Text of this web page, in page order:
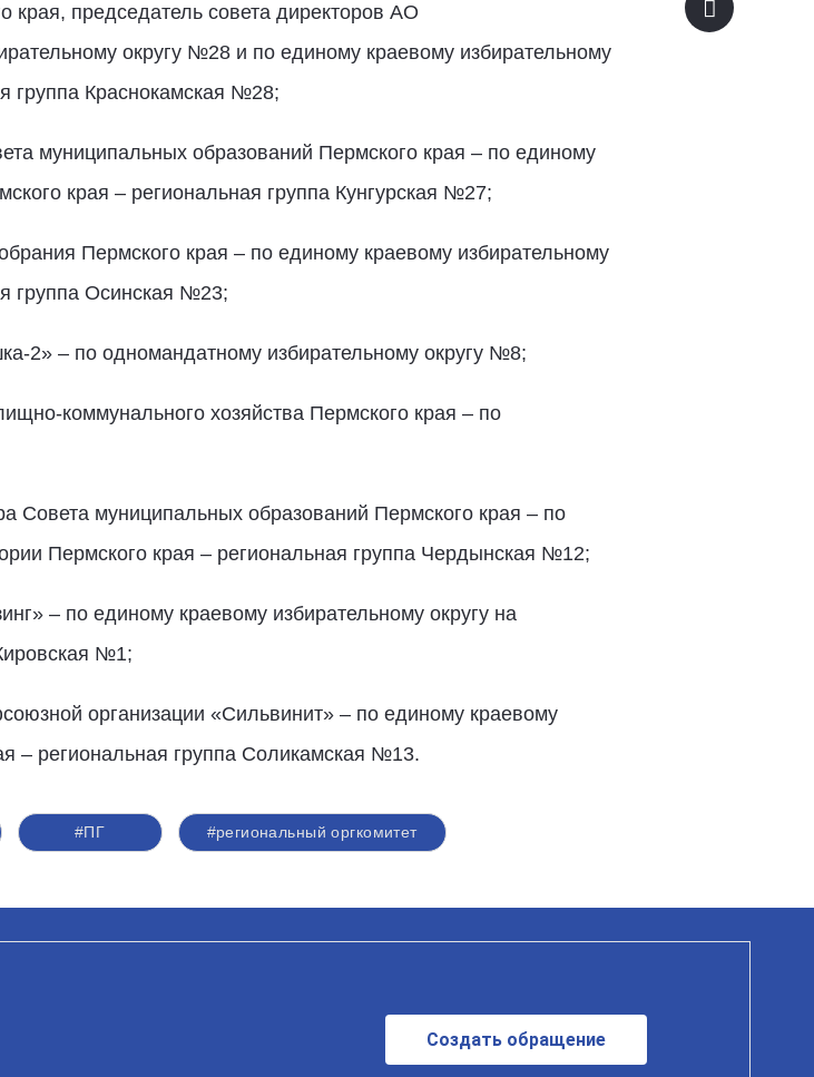
края, председатель совета директоров АО
округу №28 и по единому краевому избирательному
группа Краснокамская №28;
муниципальных образований Пермского края – по единому
края – региональная группа Кунгурская №27;
Пермского края – по единому краевому избирательному
группа Осинская №23;
2» – по одномандатному избирательному округу №8;
коммунального хозяйства Пермского края – по
Совета муниципальных образований Пермского края – по
Пермского края – региональная группа Чердынская №12;
– по единому краевому избирательному округу на
№1;
организации «Сильвинит» – по единому краевому
– региональная группа Соликамская №13.
#ПГ #региональный оргкомитет
Создать обращение